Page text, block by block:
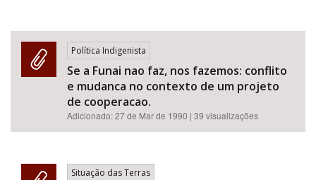
Política Indigenista
Se a Funai nao faz, nos fazemos: conflito
e mudanca no contexto de um projeto
de cooperacao.
Adicionado:27 de Mar de 1990 | 39 visualizações
Situação das Terras